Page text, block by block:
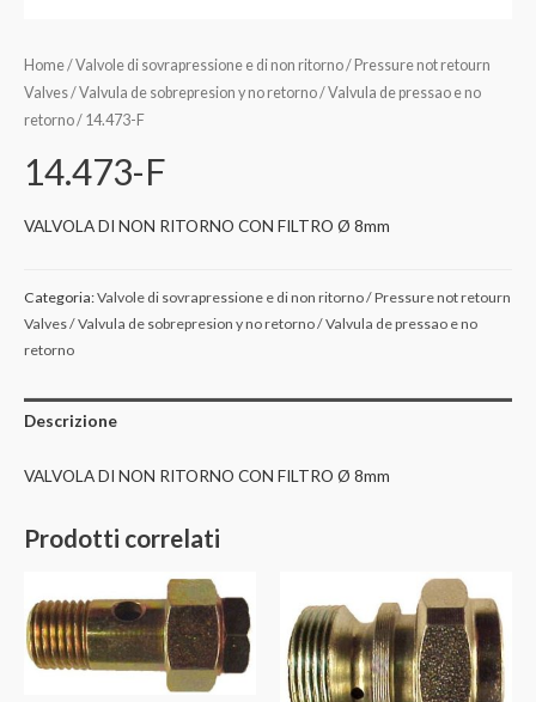
Home/Valvole di sovrapressione e di non ritorno / Pressure not retourn
Valves / Valvula de sobrepresion y no retorno / Valvula de pressao e no
retorno/ 14.473-F
14.473-F
VALVOLA DI NON RITORNO CON FILTRO Ø 8mm
Categoria:Valvole di sovrapressione e di non ritorno / Pressure not retourn
Valves / Valvula de sobrepresion y no retorno / Valvula de pressao e no
retorno
Descrizione
VALVOLA DI NON RITORNO CON FILTRO Ø 8mm
Prodotti correlati